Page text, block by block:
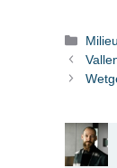
Milieu